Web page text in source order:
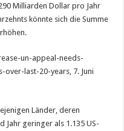
Milliarden Dollar pro Jahr
könnte sich die Summe
un-appeal-needs-
last-20-years, 7. Juni
Länder, deren
geringer als 1.135 US-